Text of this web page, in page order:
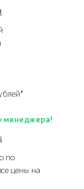
менеджера!
по
цены на